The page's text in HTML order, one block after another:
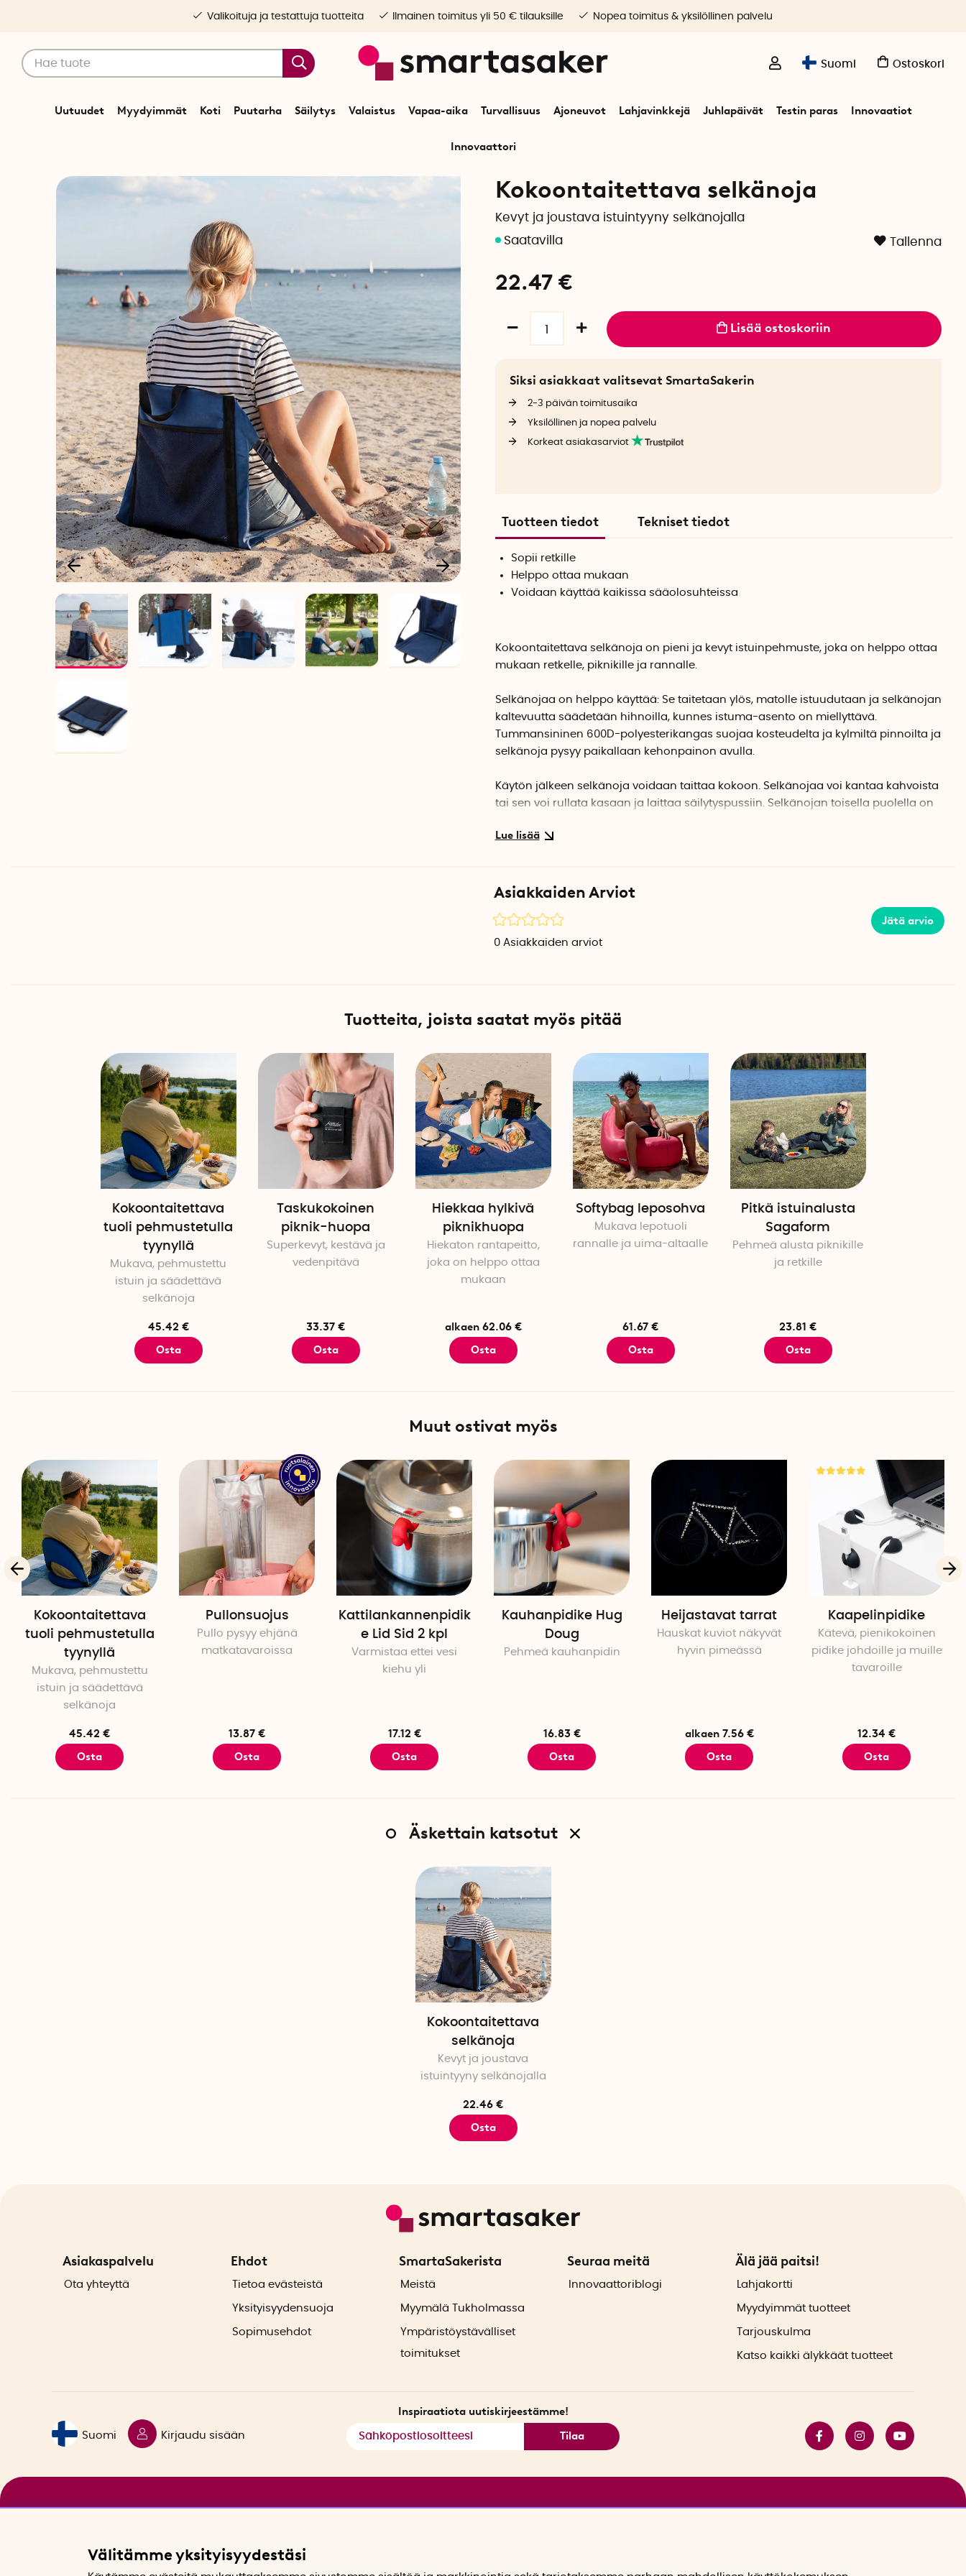
Suomi Ostoskori
Uutuudet Myydyimmät Koti Puutarha Säilytys Valaistus Vapaa-aika Turvallisuus Ajoneuvot Lahjavinkkejä Juhlapäivät Testin paras Innovaatiot
Innovaattori
Valikoituja ja testattuja tuotteita Ilmainen toimitus yli 50 € tilauksille Nopea toimitus & yksilöllinen palvelu
Ulkoilmaelämä Kokoontaitettava selkänoja
Kokoontaitettava selkänoja
Kevyt ja joustava istuintyyny selkänojalla
Tallenna
22.47€
Lisää ostoskoriin
Siksi asiakkaat valitsevat SmartaSakerin
2-3 päivän toimitusaika
Yksilöllinen ja nopea palvelu
Korkeat asiakasarviot
Tuotteen tiedot Tekniset tiedot
Sopii retkille
Helppo ottaa mukaan
Voidaan käyttää kaikissa sääolosuhteissa
Kokoontaitettava selkänoja on pieni ja kevyt istuinpehmuste, joka on helppo ottaa
mukaan retkelle, piknikille ja rannalle.
Selkänojaa on helppo käyttää: Se taitetaan ylös, matolle istuudutaan ja selkänojan
kaltevuutta säädetään hihnoilla, kunnes istuma-asento on miellyttävä.
Tummansininen 600D-polyesterikangas suojaa kosteudelta ja kylmiltä pinnoilta ja
selkänoja pysyy paikallaan kehonpainon avulla.
Käytön jälkeen selkänoja voidaan taittaa kokoon. Selkänojaa voi kantaa kahvoista
tai sen voi rullata kasaan ja laittaa säilytyspussiin. Selkänojan toisella puolella on
Materiaali: 600D polyesteri
Asiakkaiden Arviot
Jätä arvio
0 Asiakkaiden arviot
Tuotteita, joista saatat myös pitää
Kokoontaitettava
tuoli pehmustetulla
tyynyllä
Mukava, pehmustettu
istuin ja säädettävä
selkänoja
45.42 €
Osta
Taskukokoinen
piknik-huopa
Superkevyt, kestävä ja
vedenpitävä
33.37 €
Osta
Hiekkaa hylkivä
piknikhuopa
Hiekaton rantapeitto,
joka on helppo ottaa
mukaan
alkaen 62.06 €
Osta
Softybag leposohva
Mukava lepotuoli
rannalle ja uima-altaalle
61.67 €
Osta
Pitkä istuinalusta
Sagaform
Pehmeä alusta piknikille
ja retkille
23.81 €
Osta
Muut ostivat myös
Kokoontaitettava
tuoli pehmustetulla
tyynyllä
Mukava, pehmustettu
istuin ja säädettävä
selkänoja
45.42 €
Osta
Pullonsuojus
Pullo pysyy ehjänä
matkatavaroissa
13.87 €
Osta
Kattilankannenpidik
e Lid Sid 2 kpl
Varmistaa ettei vesi
kiehu yli
17.12 €
Osta
Kauhanpidike Hug
Doug
Pehmeä kauhanpidin
16.83 €
Osta
Heijastavat tarrat
Hauskat kuviot näkyvät
hyvin pimeässä
alkaen 7.56 €
Osta
Kaapelinpidike
Kätevä, pienikokoinen
pidike johdoille ja muille
tavaroille
12.34 €
Osta
Äskettain katsotut
Kokoontaitettava
selkänoja
Kevyt ja joustava
istuintyyny selkänojalla
22.46 €
Osta
Asiakaspalvelu
Ota yhteyttä
Ehdot
Tietoa evästeistä
Yksityisyydensuoja
Sopimusehdot
SmartaSakerista
Meistä
Myymälä Tukholmassa
Ympäristöystävälliset
toimitukset
Seuraa meitä
Innovaattoriblogi
Älä jää paitsi!
Lahjakortti
Myydyimmät tuotteet
Tarjouskulma
Katso kaikki älykkäät tuotteet
Suomi Kirjaudu sisään
Inspiraatiota uutiskirjeestämme!
Tilaa
Välitämme yksityisyydestäsi